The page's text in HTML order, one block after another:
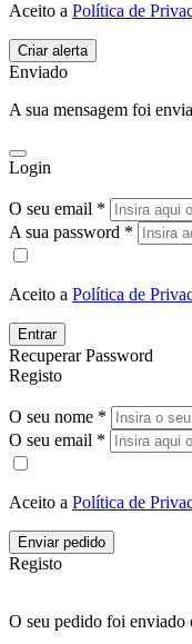
Aceito a Política de
Enviado
A sua mensagem foi
Login
O seu email *
A sua password *
Aceito a Política de
Entrar
Recuperar Password
Registo
O seu nome *
O seu email *
Aceito a Política de
Enviar pedido
Registo
O seu pedido foi enviado